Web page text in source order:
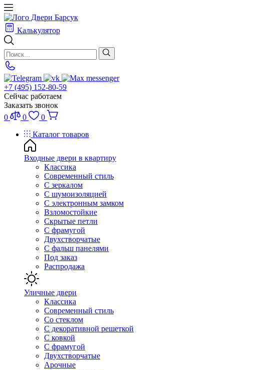
Калькулятор
+7 (495) 152-80-59
Сейчас работаем
Заказать звонок
0
0
0
Каталог товаров
Входные двери в квартиру
Классика
Современный стиль
С зеркалом
С шумоизоляцией
С электронным замком
Взломостойкие
Скрытые петли
С фрамугой
Двухстворчатые
С фальш панелями
Под заказ
Распродажа
Уличные двери
Классика
Современный стиль
Со стеклом
С декоративной решеткой
С ковкой
С фрамугой
Двухстворчатые
Арочные